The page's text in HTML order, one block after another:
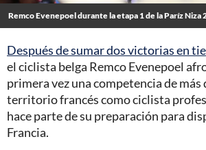
Remco Evenepoel durante la etapa 1 de la Paríz Niza
Después de sumar dos victorias en
el ciclista belga Remco Evenepoel
primera vez una competencia de más
territorio francés como ciclista
hace parte de su preparación para
Francia.